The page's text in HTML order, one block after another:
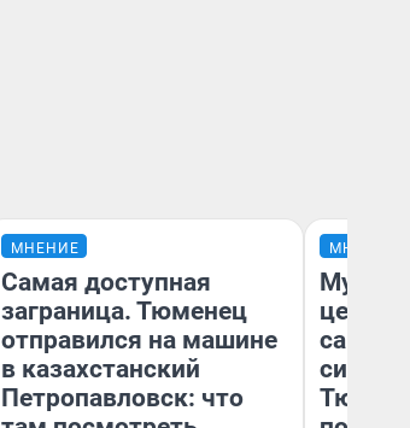
МНЕНИЕ
Самая доступная
заграница. Тюменец
отправился на машине
в казахстанский
Петропавловск: что
МНЕНИЕ
Музей